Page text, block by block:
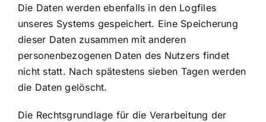
Die Daten werden ebenfalls in den Logfiles
unseres Systems gespeichert. Eine Speicherung
dieser Daten zusammen mit anderen
personenbezogenen Daten des Nutzers findet
nicht statt. Nach spätestens sieben Tagen werden
die Daten gelöscht.
Die Rechtsgrundlage für die Verarbeitung der